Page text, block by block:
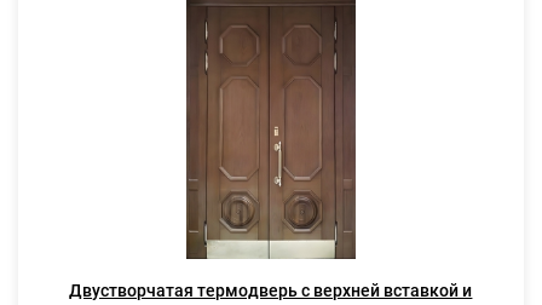
Двустворчатая термодверь с верхней вставкой и